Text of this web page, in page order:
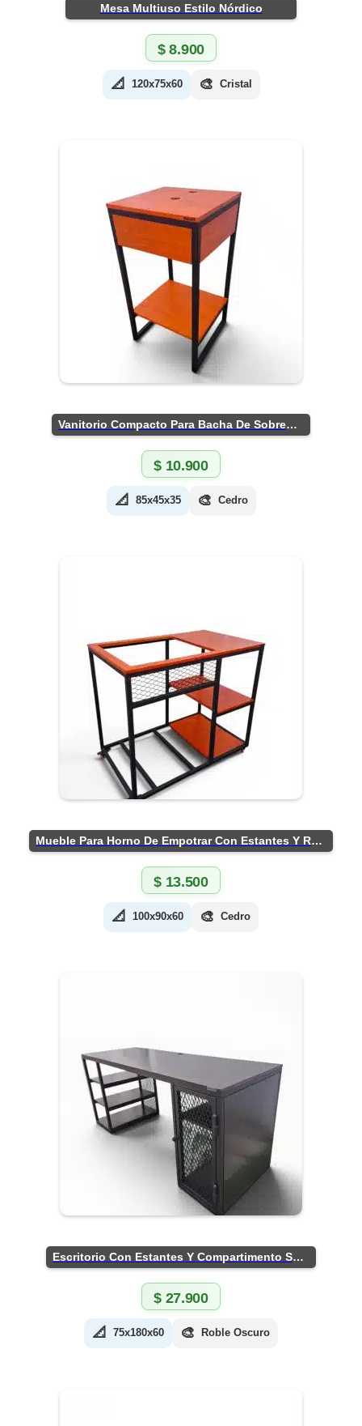
Mesa Multiuso Estilo Nórdico
$8.900
📐 120x75x60 🎨 Cristal
Vanitorio Compacto Para Bacha De Sobreponer
$10.900
📐 85x45x35 🎨 Cedro
Mueble Para Horno De Empotrar Con Estantes Y Ruedas
$13.500
📐 100x90x60 🎨 Cedro
Escritorio Con Estantes Y Compartimento Seguro
$27.900
📐 75x180x60 🎨 Roble Oscuro